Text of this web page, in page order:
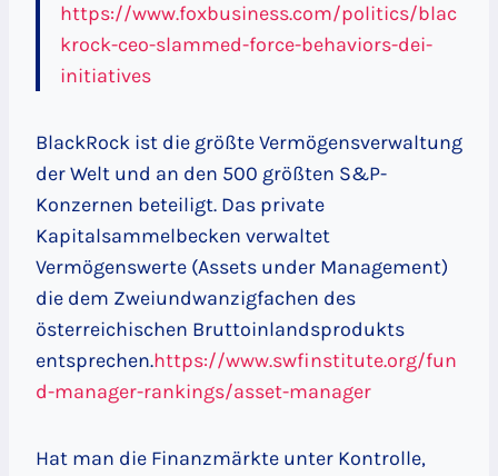
https://www.foxbusiness.com/politics/blac
krock-ceo-slammed-force-behaviors-dei-
initiatives
BlackRock ist die größte Vermögensverwaltung
der Welt und an den 500 größten S&P-
Konzernen beteiligt. Das private
Kapitalsammelbecken verwaltet
Vermögenswerte (Assets under Management)
die dem Zweiundwanzigfachen des
österreichischen Bruttoinlandsprodukts
entsprechen.https://www.swfinstitute.org/fun
d-manager-rankings/asset-manager
Hat man die Finanzmärkte unter Kontrolle,